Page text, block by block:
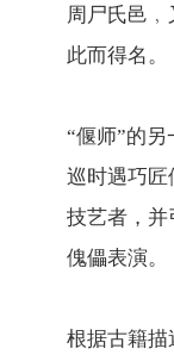
周尸氏邑
此而得名。
“偃师”的
巡时遇巧匠
技艺者，并
傀儡表演。
根据古籍描